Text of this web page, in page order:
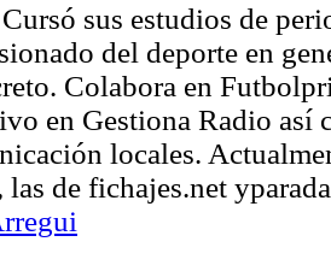
Cursó sus estudios de
del deporte en
Colabora en
en Gestiona Radio así
locales.
las de fichajes.net